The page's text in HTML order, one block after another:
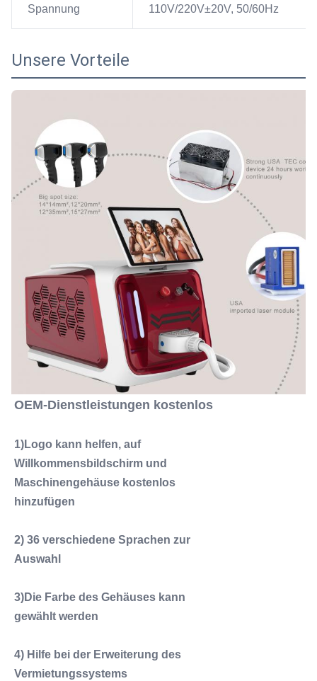
Spannung 110V/220V±20V, 50/60Hz
Unsere Vorteile
OEM-Dienstleistungen kostenlos
1)Logo kann helfen, auf
Willkommensbildschirm und
Maschinengehäuse kostenlos
hinzufügen
2) 36 verschiedene Sprachen zur
Auswahl
3)Die Farbe des Gehäuses kann
gewählt werden
4) Hilfe bei der Erweiterung des
Vermietungssystems